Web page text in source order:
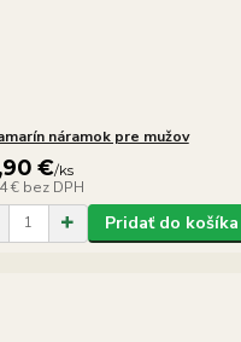
náramok pre mužov
€/ks
€ bez DPH
Pridať do košíka